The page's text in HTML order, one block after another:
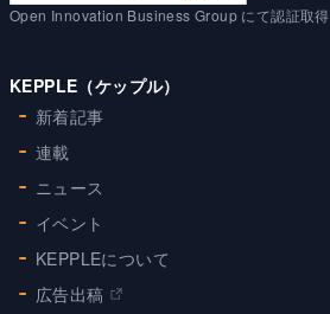
Open Innovation Business Group にて認証取得
KEPPLE（ケップル）
新着記事
連載
ニュース
イベント
KEPPLEについて
広告出稿